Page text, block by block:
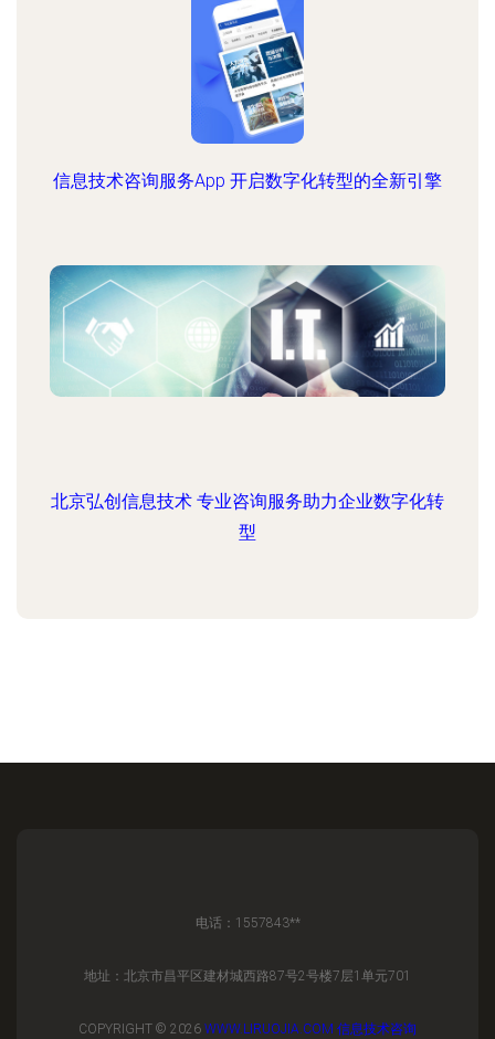
信息技术咨询服务App 开启数字化转型的全新引擎
北京弘创信息技术 专业咨询服务助力企业数字化转
型
电话：1557843**
地址：北京市昌平区建材城西路87号2号楼7层1单元701
COPYRIGHT © 2026 WWW.LIRUOJIA.COM 信息技术咨询